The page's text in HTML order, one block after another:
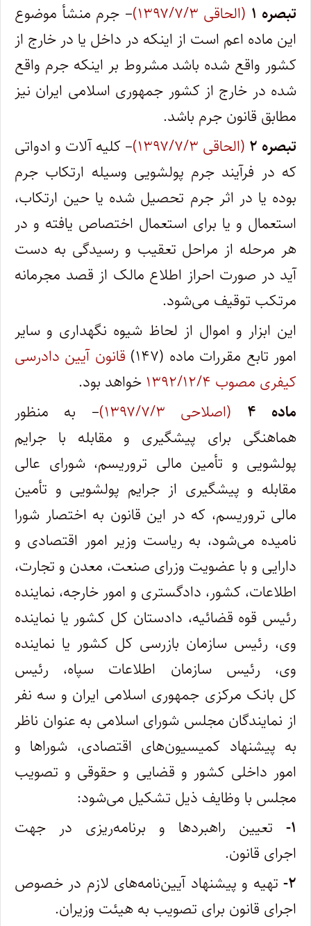
تبصره ۱
(الحاقی ۱۳۹۷/۷/۳)
– جرم منشأ موضوع
این ماده اعم است از اینکه در داخل یا در خارج از
کشور واقع شده باشد مشروط بر اینکه جرم واقع
شده در خارج از کشور جمهوری اسلامی ایران نیز
مطابق قانون جرم باشد.
تبصره ۲
(الحاقی ۱۳۹۷/۷/۳)
– کلیه آلات و ادواتی
که در فرآیند جرم پولشویی وسیله ارتکاب جرم
بوده یا در اثر جرم تحصیل شده یا حین ارتکاب،
استعمال و یا برای استعمال اختصاص یافته و در
هر مرحله از مراحل تعقیب و رسیدگی به دست
آید در صورت احراز اطلاع مالک از قصد مجرمانه
مرتکب توقیف می‌شود.
این ابزار و اموال از لحاظ شیوه نگهداری و سایر
امور تابع مقررات ماده (۱۴۷)
قانون آیین دادرسی
کیفری مصوب ۱۳۹۲/۱۲/۴
خواهد بود.
ماده ۴
(اصلاحی ۱۳۹۷/۷/۳)
– به منظور
هماهنگی برای پیشگیری و مقابله با جرایم
پولشویی و تأمین مالی تروریسم، شورای عالی
مقابله و پیشگیری از جرایم پولشویی و تأمین
مالی تروریسم، که در این قانون به اختصار شورا
نامیده می‌شود، به ریاست وزیر امور اقتصادی و
دارایی و با عضویت وزرای صنعت، معدن و تجارت،
اطلاعات، کشور، دادگستری و امور خارجه، نماینده
رئیس قوه قضائیه، دادستان کل کشور یا نماینده
وی، رئیس سازمان بازرسی کل کشور یا نماینده
وی، رئیس سازمان اطلاعات سپاه، رئیس
کل بانک مرکزی جمهوری اسلامی ایران و سه نفر
از نمایندگان مجلس شورای اسلامی به عنوان ناظر
به پیشنهاد کمیسیون‌های اقتصادی، شوراها و
امور داخلی کشور و قضایی و حقوقی و تصویب
مجلس با وظایف ذیل تشکیل می‌شود:
۱-
تعیین راهبردها و برنامه‌ریزی در جهت
اجرای قانون.
۲- تهیه و پیشنهاد آیین‌نامه‌های لازم در خصوص
اجرای قانون برای تصویب به هیئت وزیران.